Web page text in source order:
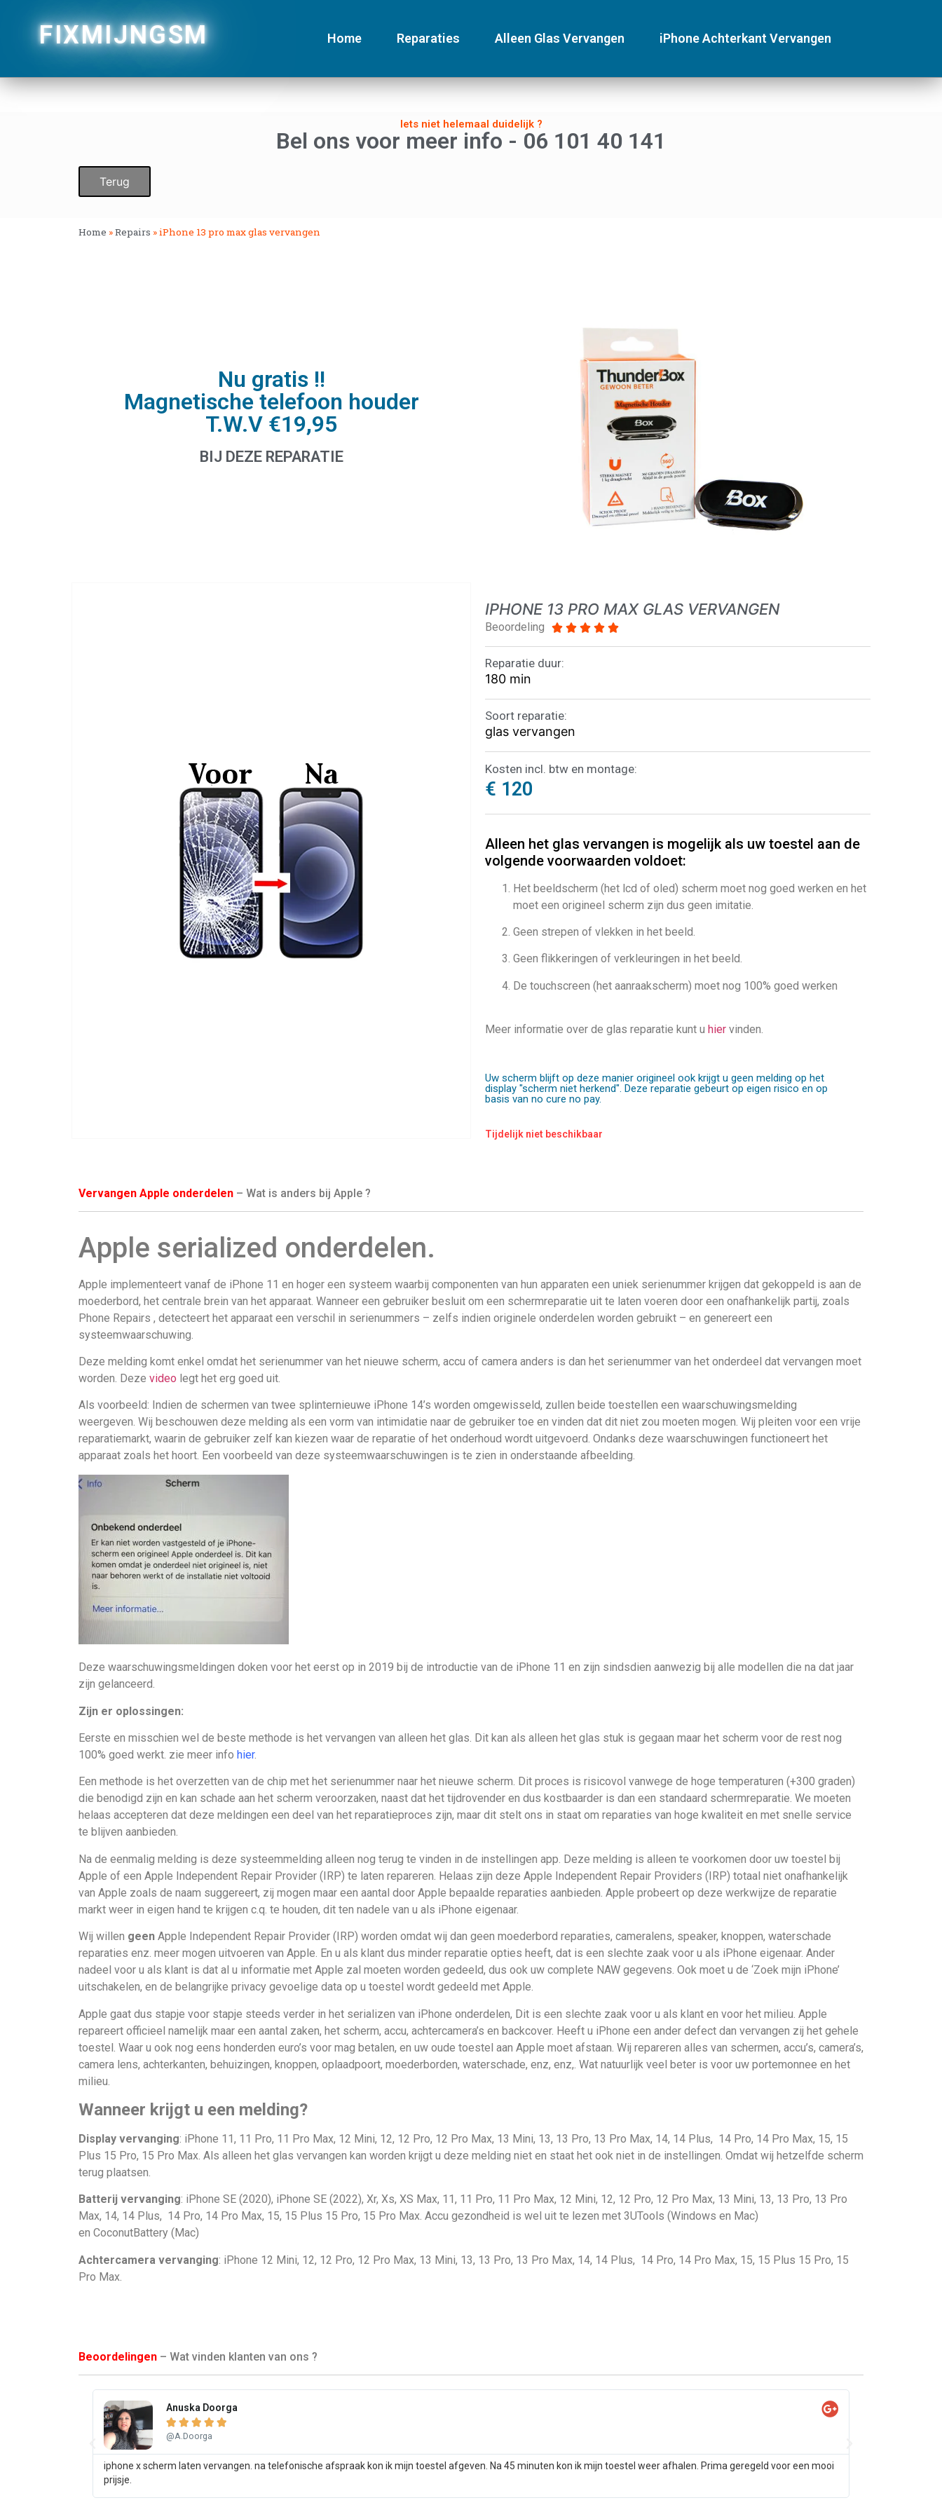
FIXMIJNGSM Home Reparaties Alleen Glas Vervangen iPhone Achterkant Vervangen
Iets niet helemaal duidelijk ?
Bel ons voor meer info - 06 101 40 141
Terug
Home »Repairs »iPhone 13 pro max glas vervangen
Nu gratis !!
Magnetische telefoon houder
T.W.V €19,95
BIJ DEZE REPARATIE
IPHONE 13 PRO MAX GLAS VERVANGEN
Beoordeling     
Reparatie duur:
180 min
Soort reparatie:
glas vervangen
Kosten incl. btw en montage:
€ 120
Alleen het glas vervangen is mogelijk als uw toestel aan de
volgende voorwaarden voldoet:
Het beeldscherm (het lcd of oled) scherm moet nog goed werken en het
moet een origineel scherm zijn dus geen imitatie.
Geen strepen of vlekken in het beeld.
Geen flikkeringen of verkleuringen in het beeld.
De touchscreen (het aanraakscherm) moet nog 100% goed werken
Meer informatie over de glas reparatie kunt u hier vinden.
Uw scherm blijft op deze manier origineel ook krijgt u geen melding op het
display "scherm niet herkend". Deze reparatie gebeurt op eigen risico en op
basis van no cure no pay.
Tijdelijk niet beschikbaar
Vervangen Apple onderdelen – Wat is anders bij Apple ?
Apple serialized onderdelen.
Apple implementeert vanaf de iPhone 11 en hoger een systeem waarbij componenten van hun apparaten een uniek serienummer krijgen dat gekoppeld is aan de
moederbord, het centrale brein van het apparaat. Wanneer een gebruiker besluit om een schermreparatie uit te laten voeren door een onafhankelijk partij, zoals
Phone Repairs , detecteert het apparaat een verschil in serienummers – zelfs indien originele onderdelen worden gebruikt – en genereert een
systeemwaarschuwing.
Deze melding komt enkel omdat het serienummer van het nieuwe scherm, accu of camera anders is dan het serienummer van het onderdeel dat vervangen moet
worden. Deze video legt het erg goed uit.
Als voorbeeld: Indien de schermen van twee splinternieuwe iPhone 14’s worden omgewisseld, zullen beide toestellen een waarschuwingsmelding
weergeven. Wij beschouwen deze melding als een vorm van intimidatie naar de gebruiker toe en vinden dat dit niet zou moeten mogen. Wij pleiten voor een vrije
reparatiemarkt, waarin de gebruiker zelf kan kiezen waar de reparatie of het onderhoud wordt uitgevoerd. Ondanks deze waarschuwingen functioneert het
apparaat zoals het hoort. Een voorbeeld van deze systeemwaarschuwingen is te zien in onderstaande afbeelding.
Deze waarschuwingsmeldingen doken voor het eerst op in 2019 bij de introductie van de iPhone 11 en zijn sindsdien aanwezig bij alle modellen die na dat jaar
zijn gelanceerd.
Zijn er oplossingen:
Eerste en misschien wel de beste methode is het vervangen van alleen het glas. Dit kan als alleen het glas stuk is gegaan maar het scherm voor de rest nog
100% goed werkt. zie meer info hier.
Een methode is het overzetten van de chip met het serienummer naar het nieuwe scherm. Dit proces is risicovol vanwege de hoge temperaturen (+300 graden)
die benodigd zijn en kan schade aan het scherm veroorzaken, naast dat het tijdrovender en dus kostbaarder is dan een standaard schermreparatie. We moeten
helaas accepteren dat deze meldingen een deel van het reparatieproces zijn, maar dit stelt ons in staat om reparaties van hoge kwaliteit en met snelle service
te blijven aanbieden.
Na de eenmalig melding is deze systeemmelding alleen nog terug te vinden in de instellingen app. Deze melding is alleen te voorkomen door uw toestel bij
Apple of een Apple Independent Repair Provider (IRP) te laten repareren. Helaas zijn deze Apple Independent Repair Providers (IRP) totaal niet onafhankelijk
van Apple zoals de naam suggereert, zij mogen maar een aantal door Apple bepaalde reparaties aanbieden. Apple probeert op deze werkwijze de reparatie
markt weer in eigen hand te krijgen c.q. te houden, dit ten nadele van u als iPhone eigenaar.
Wij willen geen Apple Independent Repair Provider (IRP) worden omdat wij dan geen moederbord reparaties, cameralens, speaker, knoppen, waterschade
reparaties enz. meer mogen uitvoeren van Apple. En u als klant dus minder reparatie opties heeft, dat is een slechte zaak voor u als iPhone eigenaar. Ander
nadeel voor u als klant is dat al u informatie met Apple zal moeten worden gedeeld, dus ook uw complete NAW gegevens. Ook moet u de ‘Zoek mijn iPhone’
uitschakelen, en de belangrijke privacy gevoelige data op u toestel wordt gedeeld met Apple.
Apple gaat dus stapje voor stapje steeds verder in het serializen van iPhone onderdelen, Dit is een slechte zaak voor u als klant en voor het milieu. Apple
repareert officieel namelijk maar een aantal zaken, het scherm, accu, achtercamera’s en backcover. Heeft u iPhone een ander defect dan vervangen zij het gehele
toestel. Waar u ook nog eens honderden euro’s voor mag betalen, en uw oude toestel aan Apple moet afstaan. Wij repareren alles van schermen, accu’s, camera’s,
camera lens, achterkanten, behuizingen, knoppen, oplaadpoort, moederborden, waterschade, enz, enz,. Wat natuurlijk veel beter is voor uw portemonnee en het
milieu.
Wanneer krijgt u een melding?
Display vervanging: iPhone 11, 11 Pro, 11 Pro Max, 12 Mini, 12, 12 Pro, 12 Pro Max, 13 Mini, 13, 13 Pro, 13 Pro Max, 14, 14 Plus, 14 Pro, 14 Pro Max, 15, 15
Plus 15 Pro, 15 Pro Max. Als alleen het glas vervangen kan worden krijgt u deze melding niet en staat het ook niet in de instellingen. Omdat wij hetzelfde scherm
terug plaatsen.
Batterij vervanging: iPhone SE (2020), iPhone SE (2022), Xr, Xs, XS Max, 11, 11 Pro, 11 Pro Max, 12 Mini, 12, 12 Pro, 12 Pro Max, 13 Mini, 13, 13 Pro, 13 Pro
Max, 14, 14 Plus, 14 Pro, 14 Pro Max, 15, 15 Plus 15 Pro, 15 Pro Max. Accu gezondheid is wel uit te lezen met 3UTools (Windows en Mac)
en CoconutBattery (Mac)
Achtercamera vervanging: iPhone 12 Mini, 12, 12 Pro, 12 Pro Max, 13 Mini, 13, 13 Pro, 13 Pro Max, 14, 14 Plus, 14 Pro, 14 Pro Max, 15, 15 Plus 15 Pro, 15
Pro Max.
Beoordelingen – Wat vinden klanten van ons ?
Anuska Doorga
    
@A.Doorga
iphone x scherm laten vervangen. na telefonische afspraak kon ik mijn toestel afgeven. Na 45 minuten kon ik mijn toestel weer afhalen. Prima geregeld voor een mooi
prijsje.